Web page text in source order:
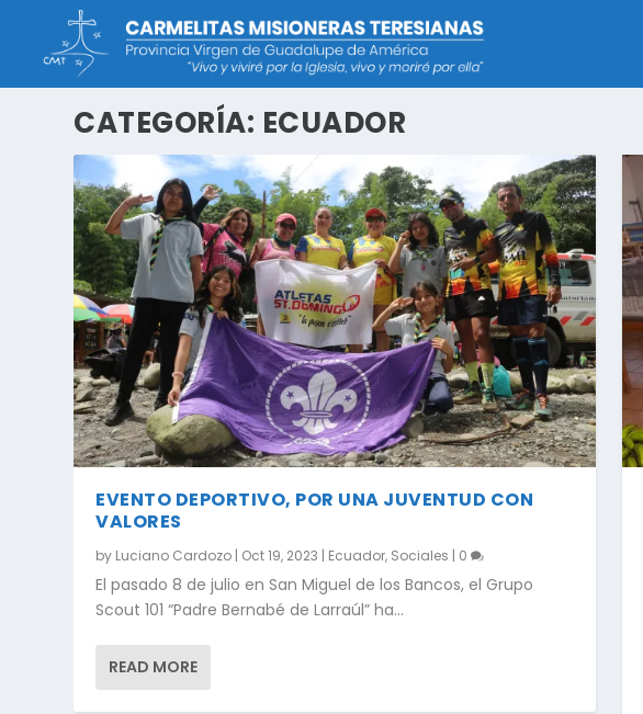
CATEGORÍA: ECUADOR
EVENTO DEPORTIVO, POR UNA JUVENTUD CON
VALORES
by Luciano Cardozo | Oct 19, 2023 | Ecuador, Sociales | 0
El pasado 8 de julio en San Miguel de los Bancos, el Grupo
Scout 101 “Padre Bernabé de Larraúl” ha...
READ MORE